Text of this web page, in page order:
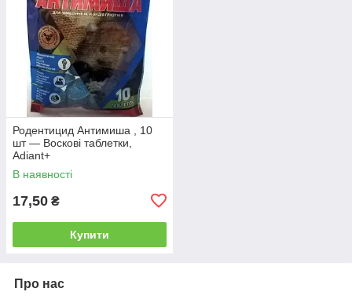
Родентицид Антимиша , 10
шт — Воскові таблетки,
Adiant+
В наявності
17,50 ₴
Купити
Про нас